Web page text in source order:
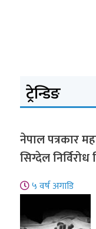
ट्रेन्डिङ
नेपाल पत्रकार
सिग्देल निर्विरोध
५ वर्ष अगाडि